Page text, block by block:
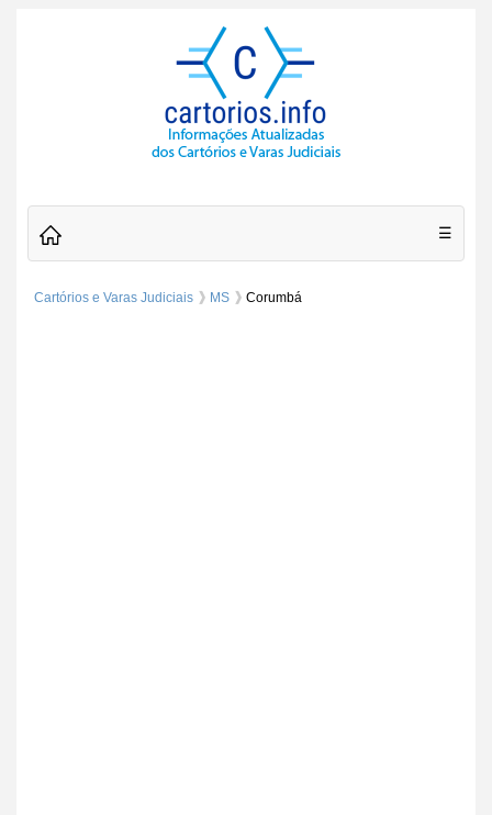
☰
Cartórios e Varas Judiciais MS Corumbá